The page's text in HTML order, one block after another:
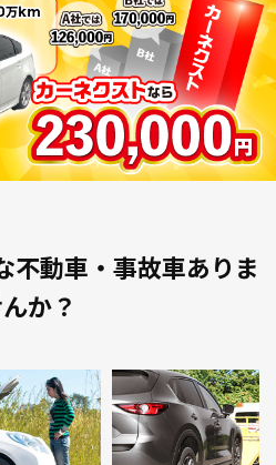
不動車・事故車ありま
か？